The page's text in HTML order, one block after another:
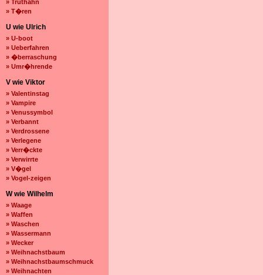
» Truthahn
» T�ren
U wie Ulrich
» U-boot
» Ueberfahren
» �berraschung
» Umr�hrende
V wie Viktor
» Valentinstag
» Vampire
» Venussymbol
» Verbannt
» Verdrossene
» Verlegene
» Verr�ckte
» Verwirrte
» V�gel
» Vogel-zeigen
W wie Wilhelm
» Waage
» Waffen
» Waschen
» Wassermann
» Wecker
» Weihnachstbaum
» Weihnachstbaumschmuck
» Weihnachten